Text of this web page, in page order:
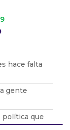
hace falta
gente
política que